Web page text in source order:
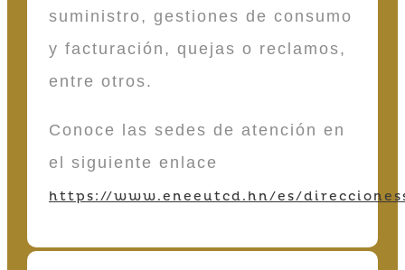
suministro, gestiones de consumo
y facturación, quejas o reclamos,
entre otros.
Conoce las sedes de atención en
el siguiente enlace
https://www.eneeutcd.hn/es/